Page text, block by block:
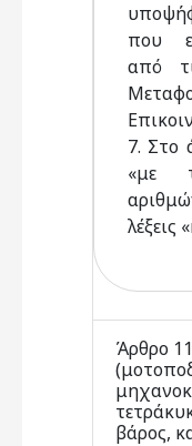
που
από
7. Στο
«με
λέξεις
Άρθρο
βάρος,